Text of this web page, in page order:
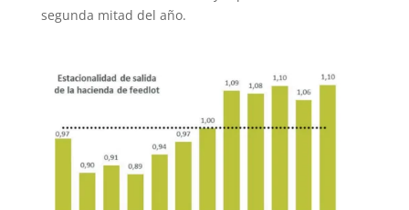
segunda mitad del año.